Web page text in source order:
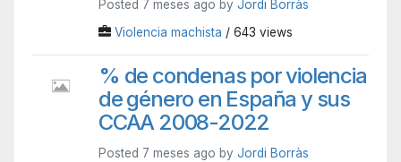
Posted 7 meses ago by Jordi Borràs
Violencia machista / 643 views
% de condenas por violencia
de género en España y sus
CCAA 2008-2022
Posted 7 meses ago by Jordi Borràs